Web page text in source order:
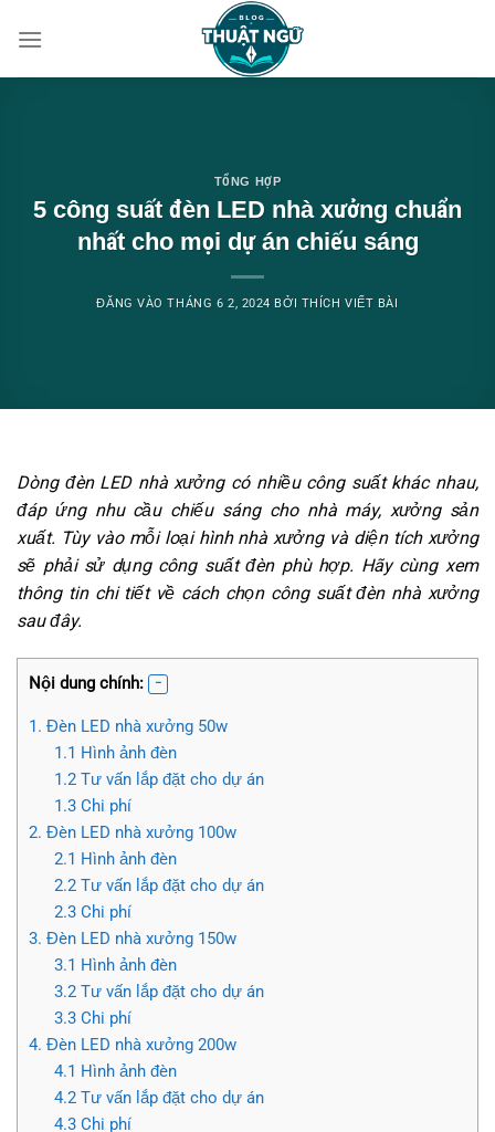
qua
TỔNG HỢP
5 công suất đèn LED nhà xưởng chuẩn
nhất cho mọi dự án chiếu sáng
ĐĂNG VÀOTHÁNG 6 2, 2024 BỞI THÍCH VIẾT BÀI
Dòng đèn LED nhà xưởng có nhiều công suất khác nhau,
đáp ứng nhu cầu chiếu sáng cho nhà máy, xưởng sản
xuất. Tùy vào mỗi loại hình nhà xưởng và diện tích xưởng
sẽ phải sử dụng công suất đèn phù hợp. Hãy cùng xem
thông tin chi tiết về cách chọn công suất đèn nhà xưởng
sau đây.
Nội dung chính:
1. Đèn LED nhà xưởng 50w
1.1 Hình ảnh đèn
1.2 Tư vấn lắp đặt cho dự án
1.3 Chi phí
2. Đèn LED nhà xưởng 100w
2.1 Hình ảnh đèn
2.2 Tư vấn lắp đặt cho dự án
2.3 Chi phí
3. Đèn LED nhà xưởng 150w
3.1 Hình ảnh đèn
3.2 Tư vấn lắp đặt cho dự án
3.3 Chi phí
4. Đèn LED nhà xưởng 200w
4.1 Hình ảnh đèn
4.2 Tư vấn lắp đặt cho dự án
4.3 Chi phí